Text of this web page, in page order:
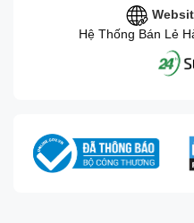
Hệ Thống Bán Lẻ